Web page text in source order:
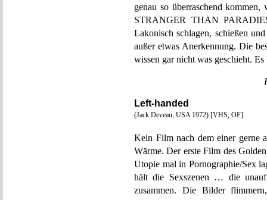
genau so überraschend
STRANGER THAN
Lakonisch schlagen, schießen
außer etwas Anerkennung. Die
wissen gar nicht was geschieht.
Left-handed
(Jack Deveau, USA 1972) [VHS, OF]
Kein Film nach dem einer gerne
Wärme. Der erste Film des
Utopie mal in Pornographie/Sex
hält die Sexszenen … die
zusammen. Die Bilder